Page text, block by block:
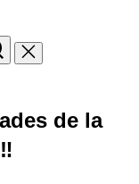
de la